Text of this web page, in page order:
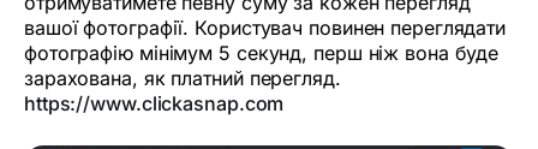
вашої фотографії. Користувач повинен переглядати
фотографію мінімум 5 секунд, перш ніж вона буде
зарахована, як платний перегляд.
https://www.clickasnap.com